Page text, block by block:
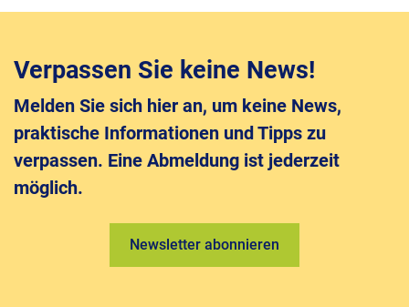
Verpassen Sie keine News!
Melden Sie sich hier an, um keine News,
praktische Informationen und Tipps zu
verpassen. Eine Abmeldung ist jederzeit
möglich.
Newsletter abonnieren